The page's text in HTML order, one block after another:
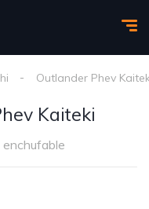
Outlander Phev
Kaiteki
enchufable